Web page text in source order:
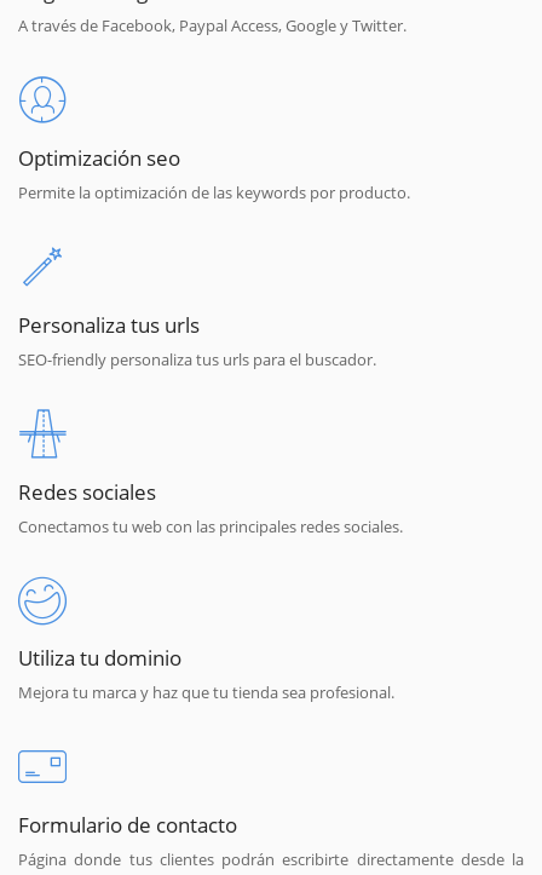
A través de Facebook, Paypal Access, Google y Twitter.
Optimización seo
Permite la optimización de las keywords por producto.
Personaliza tus urls
SEO-friendly personaliza tus urls para el buscador.
Redes sociales
Conectamos tu web con las principales redes sociales.
Utiliza tu dominio
Mejora tu marca y haz que tu tienda sea profesional.
Formulario de contacto
Página donde tus clientes podrán escribirte directamente desde la